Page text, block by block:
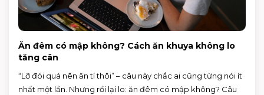
Ăn đêm có mập không? Cách ăn khuya không lo
tăng cân
“Lỡ đói quá nên ăn tí thôi” – câu này chắc ai cũng từng nói ít
nhất một lần. Nhưng rồi lại lo: ăn đêm có mập không? Câu